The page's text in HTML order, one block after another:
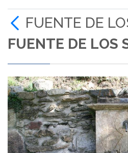
FUENTE DE
FUENTE DE LOS